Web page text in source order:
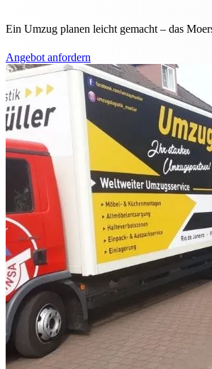
Ein Umzug planen leicht gemacht – das
Angebot anfordern